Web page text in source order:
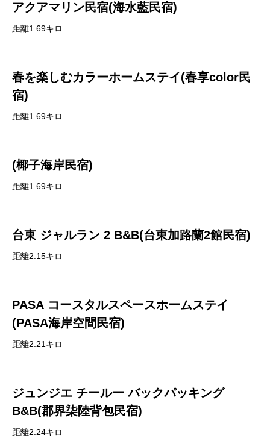
アクアマリン民宿(海水藍民宿)
距離1.69キロ
春を楽しむカラーホームステイ(春享color民
宿)
距離1.69キロ
(椰子海岸民宿)
距離1.69キロ
台東 ジャルラン 2 B&B(台東加路蘭2館民宿)
距離2.15キロ
PASA コースタルスペースホームステイ
(PASA海岸空間民宿)
距離2.21キロ
ジュンジエ チールー バックパッキング
B&B(郡界柒陸背包民宿)
距離2.24キロ